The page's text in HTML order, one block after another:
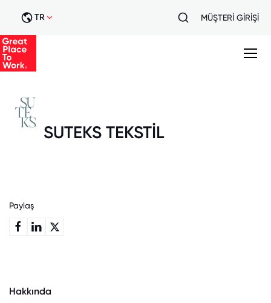
TR MÜŞTERİ GİRİŞİ
SUTEKS TEKSTİL
Paylaş
Hakkında